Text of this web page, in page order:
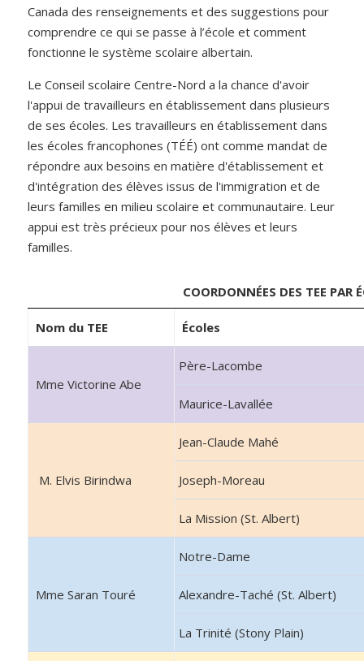
Canada des renseignements et des suggestions pour
comprendre ce qui se passe à l’école et comment
fonctionne le système scolaire albertain.
Le Conseil scolaire Centre-Nord a la chance d'avoir
l'appui de travailleurs en établissement dans plusieurs
de ses écoles. Les travailleurs en établissement dans
les écoles francophones (TÉÉ) ont comme mandat de
répondre aux besoins en matière d'établissement et
d'intégration des élèves issus de l'immigration et de
leurs familles en milieu scolaire et communautaire. Leur
appui est très précieux pour nos élèves et leurs
familles.
COORDONNÉES DES TEE
Nom du TEE Écoles
Mme Victorine Abe
Père-Lacombe
Maurice-Lavallée
M. Elvis Birindwa
Jean-Claude Mahé
Joseph-Moreau
La Mission (St. Albert)
Mme Saran Touré
Notre-Dame
Alexandre-Taché (St.
La Trinité (Stony Plain)